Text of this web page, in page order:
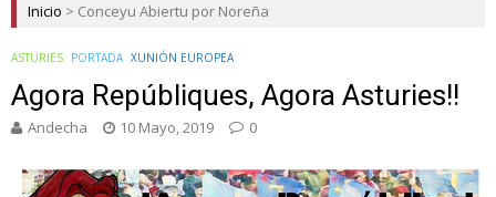
Inicio > Conceyu Abiertu por Noreña
ASTURIES PORTADA XUNIÓN EUROPEA
Agora Repúbliques, Agora Asturies!!
Andecha 10 Mayo, 2019 0